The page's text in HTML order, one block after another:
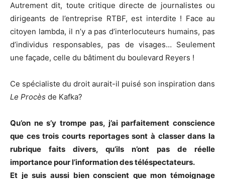
Autrement dit, toute critique directe de journalistes ou
dirigeants de l’entreprise RTBF, est interdite ! Face au
citoyen lambda, il n’y a pas d’interlocuteurs humains, pas
d’individus responsables, pas de visages… Seulement
une façade, celle du bâtiment du boulevard Reyers !
Ce spécialiste du droit aurait-il puisé son inspiration dans
Le Procès de Kafka?
Qu’on ne s’y trompe pas, j’ai parfaitement conscience
que ces trois courts reportages sont à classer dans la
rubrique faits divers, qu’ils n’ont pas de réelle
importance pour l’information des téléspectateurs.
Et je suis aussi bien conscient que mon témoignage